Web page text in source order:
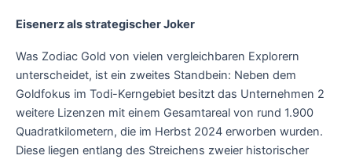
Eisenerz als strategischer Joker
Was Zodiac Gold von vielen vergleichbaren Explorern
unterscheidet, ist ein zweites Standbein: Neben dem
Goldfokus im Todi-Kerngebiet besitzt das Unternehmen 2
weitere Lizenzen mit einem Gesamtareal von rund 1.900
Quadratkilometern, die im Herbst 2024 erworben wurden.
Diese liegen entlang des Streichens zweier historischer